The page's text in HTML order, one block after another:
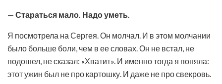
— Стараться мало. Надо уметь.
Я посмотрела на Сергея. Он молчал. И в этом молчании
было больше боли, чем в ее словах. Он не встал, не
подошел, не сказал: «Хватит». И именно тогда я поняла:
этот ужин был не про картошку. И даже не про свекровь.